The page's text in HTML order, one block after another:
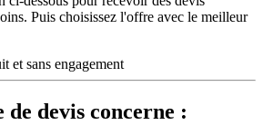
Puis choisissez l'offre avec le meilleur
et sans engagement
de devis concerne :